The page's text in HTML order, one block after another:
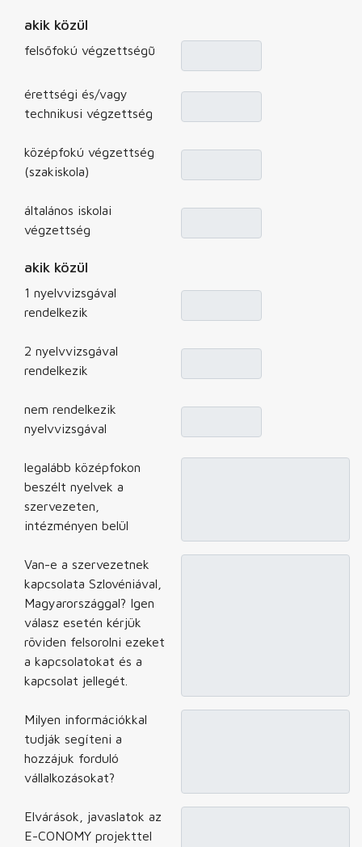
akik közül
felsőfokú végzettségũ
érettségi és/vagy
technikusi végzettség
középfokú végzettség
(szakiskola)
általános iskolai
végzettség
akik közül
1 nyelvvizsgával
rendelkezik
2 nyelvvizsgával
rendelkezik
nem rendelkezik
nyelvvizsgával
legalább középfokon
beszélt nyelvek a
szervezeten,
intézményen belül
Van-e a szervezetnek
kapcsolata Szlovéniával,
Magyarországgal? Igen
válasz esetén kérjük
röviden felsorolni ezeket
a kapcsolatokat és a
kapcsolat jellegét.
Milyen információkkal
tudják segíteni a
hozzájuk forduló
vállalkozásokat?
Elvárások, javaslatok az
E-CONOMY projekttel